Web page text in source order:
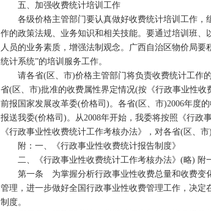
五、加强收费统计培训工作
各级价格主管部门要认真做好收费统计培训工作，
作的政策法规、业务知识和相关技能。要通过培训班、
人员的业务素质，增强法制观念。广西自治区物价局要
统计系统”的培训服务工作。
请各省(区、市)价格主管部门将负责收费统计工作
省(区、市)批准的收费属性界定情况(按《行政事业性收
前报国家发展改革委(价格司)。各省(区、市)2006年度
报送我委(价格司)。从2008年开始，我委将按照《行政
《行政事业性收费统计工作考核办法》，对各省(区、
附：一、《行政事业性收费统计报告制度》
二、《行政事业性收费统计工作考核办法》(略) 附
第一条 为掌握分析行政事业性收费总量和收费变
管理，进一步做好全国行政事业性收费管理工作，决定
制度。